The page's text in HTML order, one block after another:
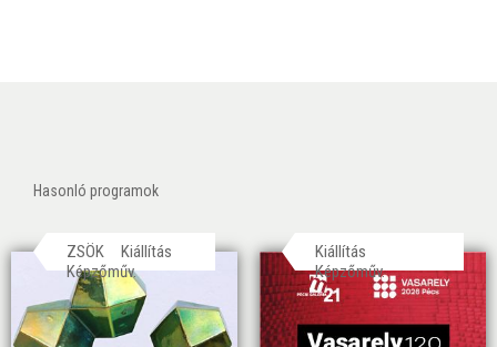
Hasonló programok
ZSÖK
Kiállítás
Képzőműv.
Kiállítás
Képzőműv.